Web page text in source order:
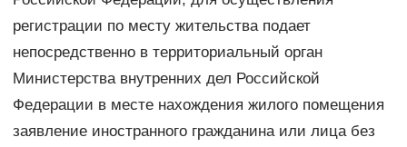
регистрации по месту жительства подает
непосредственно в территориальный орган
Министерства внутренних дел Российской
Федерации в месте нахождения жилого помещения
заявление иностранного гражданина или лица без